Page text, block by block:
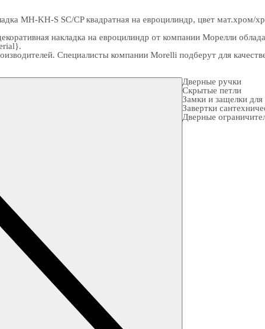
MH-KH-S SC/CP квадратная на евроцилиндр, цвет мат.хром/
накладка на евроцилиндр от компании Морелли
Специалисты компании Morelli подберут для
Дверные ручки
Скрытые петли
Замки и защелки
Завертки
Дверные